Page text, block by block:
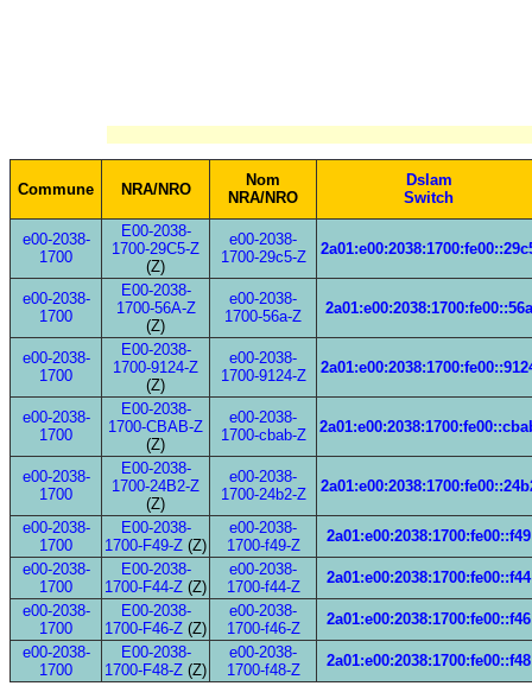
Commune NRA/NRO
Nom
NRA/NRO
Dslam
Switch
e00-2038-
1700
E00-2038-
1700-29C5-Z
(Z)
e00-2038-
1700-29c5-Z
e00-2038-
1700
E00-2038-
1700-56A-Z
(Z)
e00-2038-
1700-56a-Z
2a01:e00:2038:1700:fe00::56a
e00-2038-
1700
E00-2038-
1700-9124-Z
(Z)
e00-2038-
1700-9124-Z
e00-2038-
1700
E00-2038-
1700-CBAB-Z
(Z)
e00-2038-
1700-cbab-Z
e00-2038-
1700
E00-2038-
1700-24B2-Z
(Z)
e00-2038-
1700-24b2-Z
e00-2038-
1700
E00-2038-
1700-F49-Z (Z)
e00-2038-
1700-f49-Z
2a01:e00:2038:1700:fe00::f49
e00-2038-
1700
E00-2038-
1700-F44-Z (Z)
e00-2038-
1700-f44-Z
2a01:e00:2038:1700:fe00::f44
e00-2038-
1700
E00-2038-
1700-F46-Z (Z)
e00-2038-
1700-f46-Z
2a01:e00:2038:1700:fe00::f46
e00-2038-
1700
E00-2038-
1700-F48-Z (Z)
e00-2038-
1700-f48-Z
2a01:e00:2038:1700:fe00::f48